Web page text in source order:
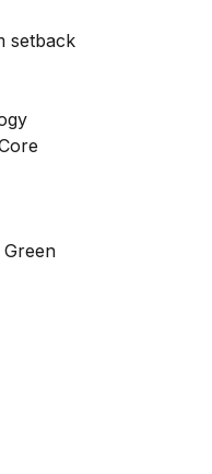
setback